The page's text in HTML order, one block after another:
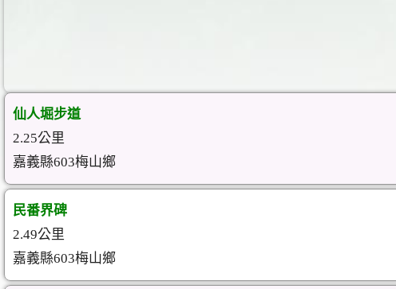
仙人堀步道
2.25公里
嘉義縣603梅山鄉
民番界碑
2.49公里
嘉義縣603梅山鄉